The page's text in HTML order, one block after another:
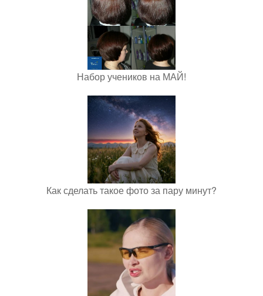
Набор учеников на МАЙ!
Как сделать такое фото за пару минут?